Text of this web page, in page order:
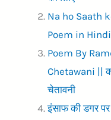
Na ho Saath
Poem in Hindi
Poem By
Chetawani ||
चेतावनी
इंसाफ की डगर